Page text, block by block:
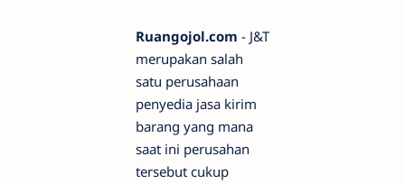
Ruangojol.com - J&T
merupakan salah
satu perusahaan
penyedia jasa kirim
barang yang mana
saat ini perusahan
tersebut cukup